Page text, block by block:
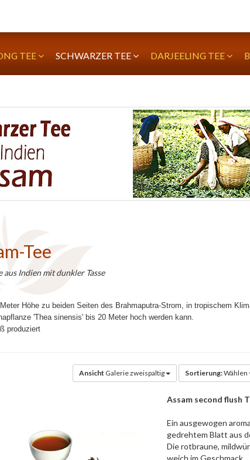
TEE SCHWARZER TEE DARJEELING TEE
Tee
aus Indien mit dunkler Tasse
Höhe zu beiden Seiten des Brahmaputra-Strom, in tropischem
'Thea sinensis' bis 20 Meter hoch werden kann.
produziert
Ansicht Galerie zweispaltig Sortierung:Wählen
Assam second flush
Ein ausgewogen
gedrehtem Blatt aus
Die rotbraune,
weich im Geschmack.